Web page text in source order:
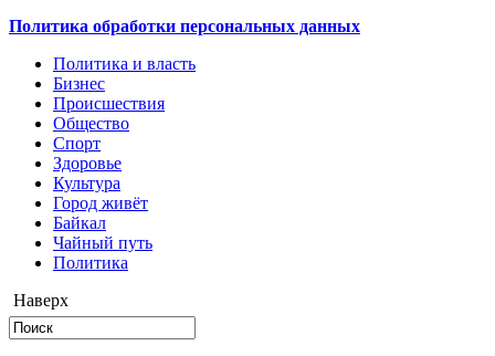
Политика обработки персональных данных
Политика и власть
Бизнес
Происшествия
Общество
Cпорт
Здоровье
Культура
Город живёт
Байкал
Чайный путь
Политика
Наверх